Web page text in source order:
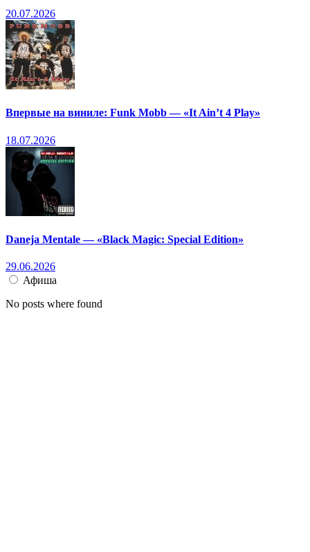
20.07.2026
Впервые на виниле: Funk Mobb — «It Ain’t 4 Play»
18.07.2026
Daneja Mentale — «Black Magic: Special Edition»
29.06.2026
Афиша
No posts where found